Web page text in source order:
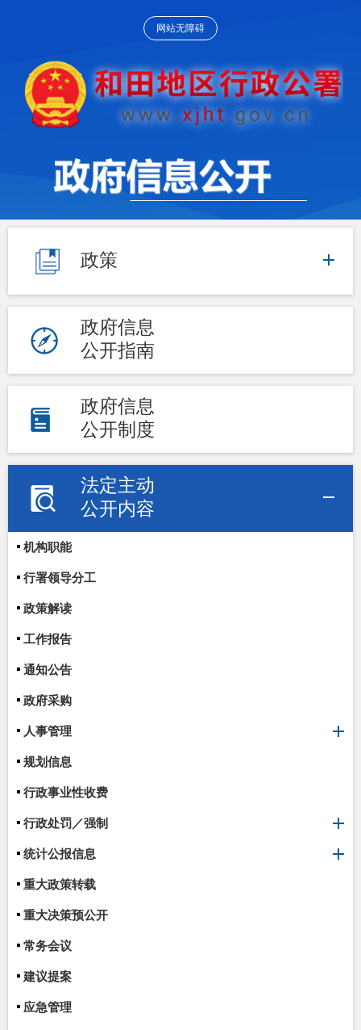
网站无障碍
政策
政府信息
公开指南
政府信息
公开制度
法定主动
公开内容
机构职能
行署领导分工
政策解读
工作报告
通知公告
政府采购
人事管理
规划信息
行政事业性收费
行政处罚／强制
统计公报信息
重大政策转载
重大决策预公开
常务会议
建议提案
应急管理